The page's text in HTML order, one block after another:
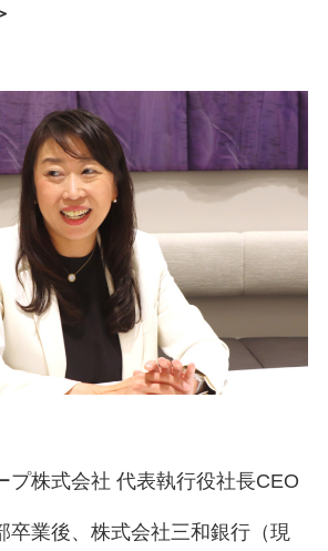
プ株式会社 代表執行役社長CEO
卒業後、株式会社三和銀行（現